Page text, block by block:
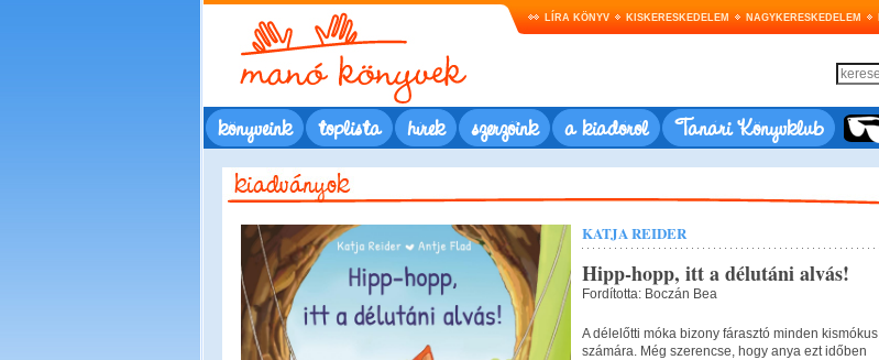
LÍRA KÖNYV KISKERESKEDELEM NAGYKERESKEDELEM
könyveink toplista hírek szerzőink a kiadóról Tanári Könyvklub
KATJA REIDER
Hipp-hopp, itt a délutáni alvás!
Fordította: Boczán Bea
A délelőtti móka bizony fárasztó minden kismókus
számára. Még szerencse, hogy anya ezt időben